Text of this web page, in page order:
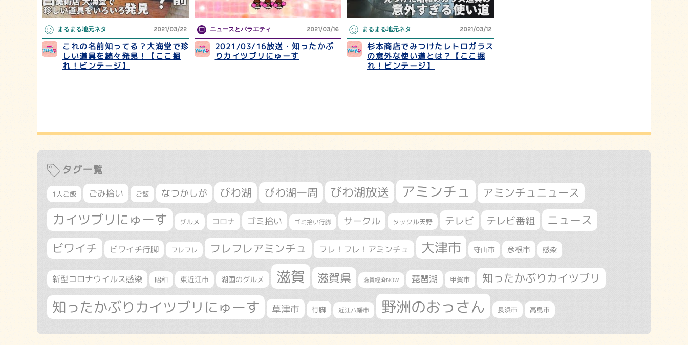
まるまる地元ネタ 2021/03/22
これの名前知ってる？大海堂で珍
しい道具を続々発見！【ここ掘
れ！ビンテージ】
ニュースとバラエティ 2021/03/16
2021/03/16放送・知ったかぶ
りカイツブリにゅーす
まるまる地元ネタ 2021/03/12
杉本商店でみつけたレトロガラス
の意外な使い道とは？【ここ掘
れ！ビンテージ】
タグ一覧
1人ご飯 ごみ拾い ご飯 なつかしが びわ湖 びわ湖一周 びわ湖放送 アミンチュ アミンチュニュース
カイツブリにゅーす グルメ コロナ ゴミ拾い ゴミ拾い行脚 サークル タックル天野 テレビ テレビ番組 ニュース
ビワイチ ビワイチ行脚 フレフレ フレフレアミンチュ フレ！フレ！アミンチュ 大津市 守山市 彦根市 感染
新型コロナウイルス感染 昭和 東近江市 湖国のグルメ 滋賀 滋賀県 滋賀経済NOW 琵琶湖 甲賀市 知ったかぶりカイツブリ
知ったかぶりカイツブリにゅーす 草津市 行脚 近江八幡市 野洲のおっさん 長浜市 高島市